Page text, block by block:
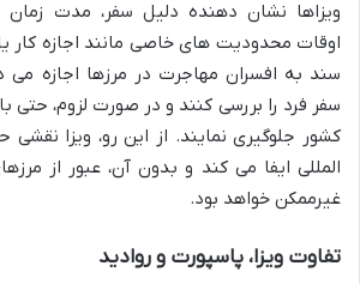
ویزاها نشان دهنده دلیل سفر، مدت
اوقات محدودیت های خاصی مانند اجازه
سند به افسران مهاجرت در مرزها اجازه
سفر فرد را بررسی کنند و در صورت لزوم، حتی با
کشور جلوگیری نمایند. از این رو، ویزا
المللی ایفا می کند و بدون آن، عبور از
غیرممکن خواهد بود.
تفاوت ویزا، پاسپورت و روادید